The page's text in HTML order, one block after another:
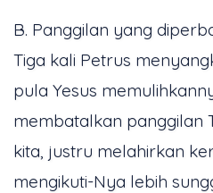
B. Panggilan yang
Tiga kali Petrus
pula Yesus
membatalkan panggilan
kita, justru melahirkan
mengikuti-Nya lebih